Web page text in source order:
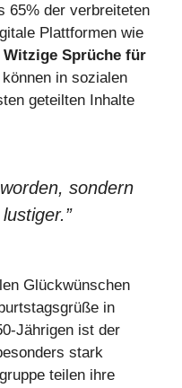
65% der verbreiteten
Plattformen wie
Witzige Sprüche für
in sozialen
geteilten Inhalte
sondern
Glückwünschen
in
Jährigen ist der
stark
teilen ihre